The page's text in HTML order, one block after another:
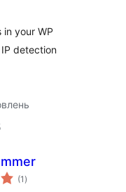
your WP
detection
(1 загальний
рейтинг
)